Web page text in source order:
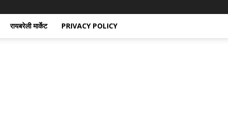
रायबरेली मार्केट PRIVACY POLICY